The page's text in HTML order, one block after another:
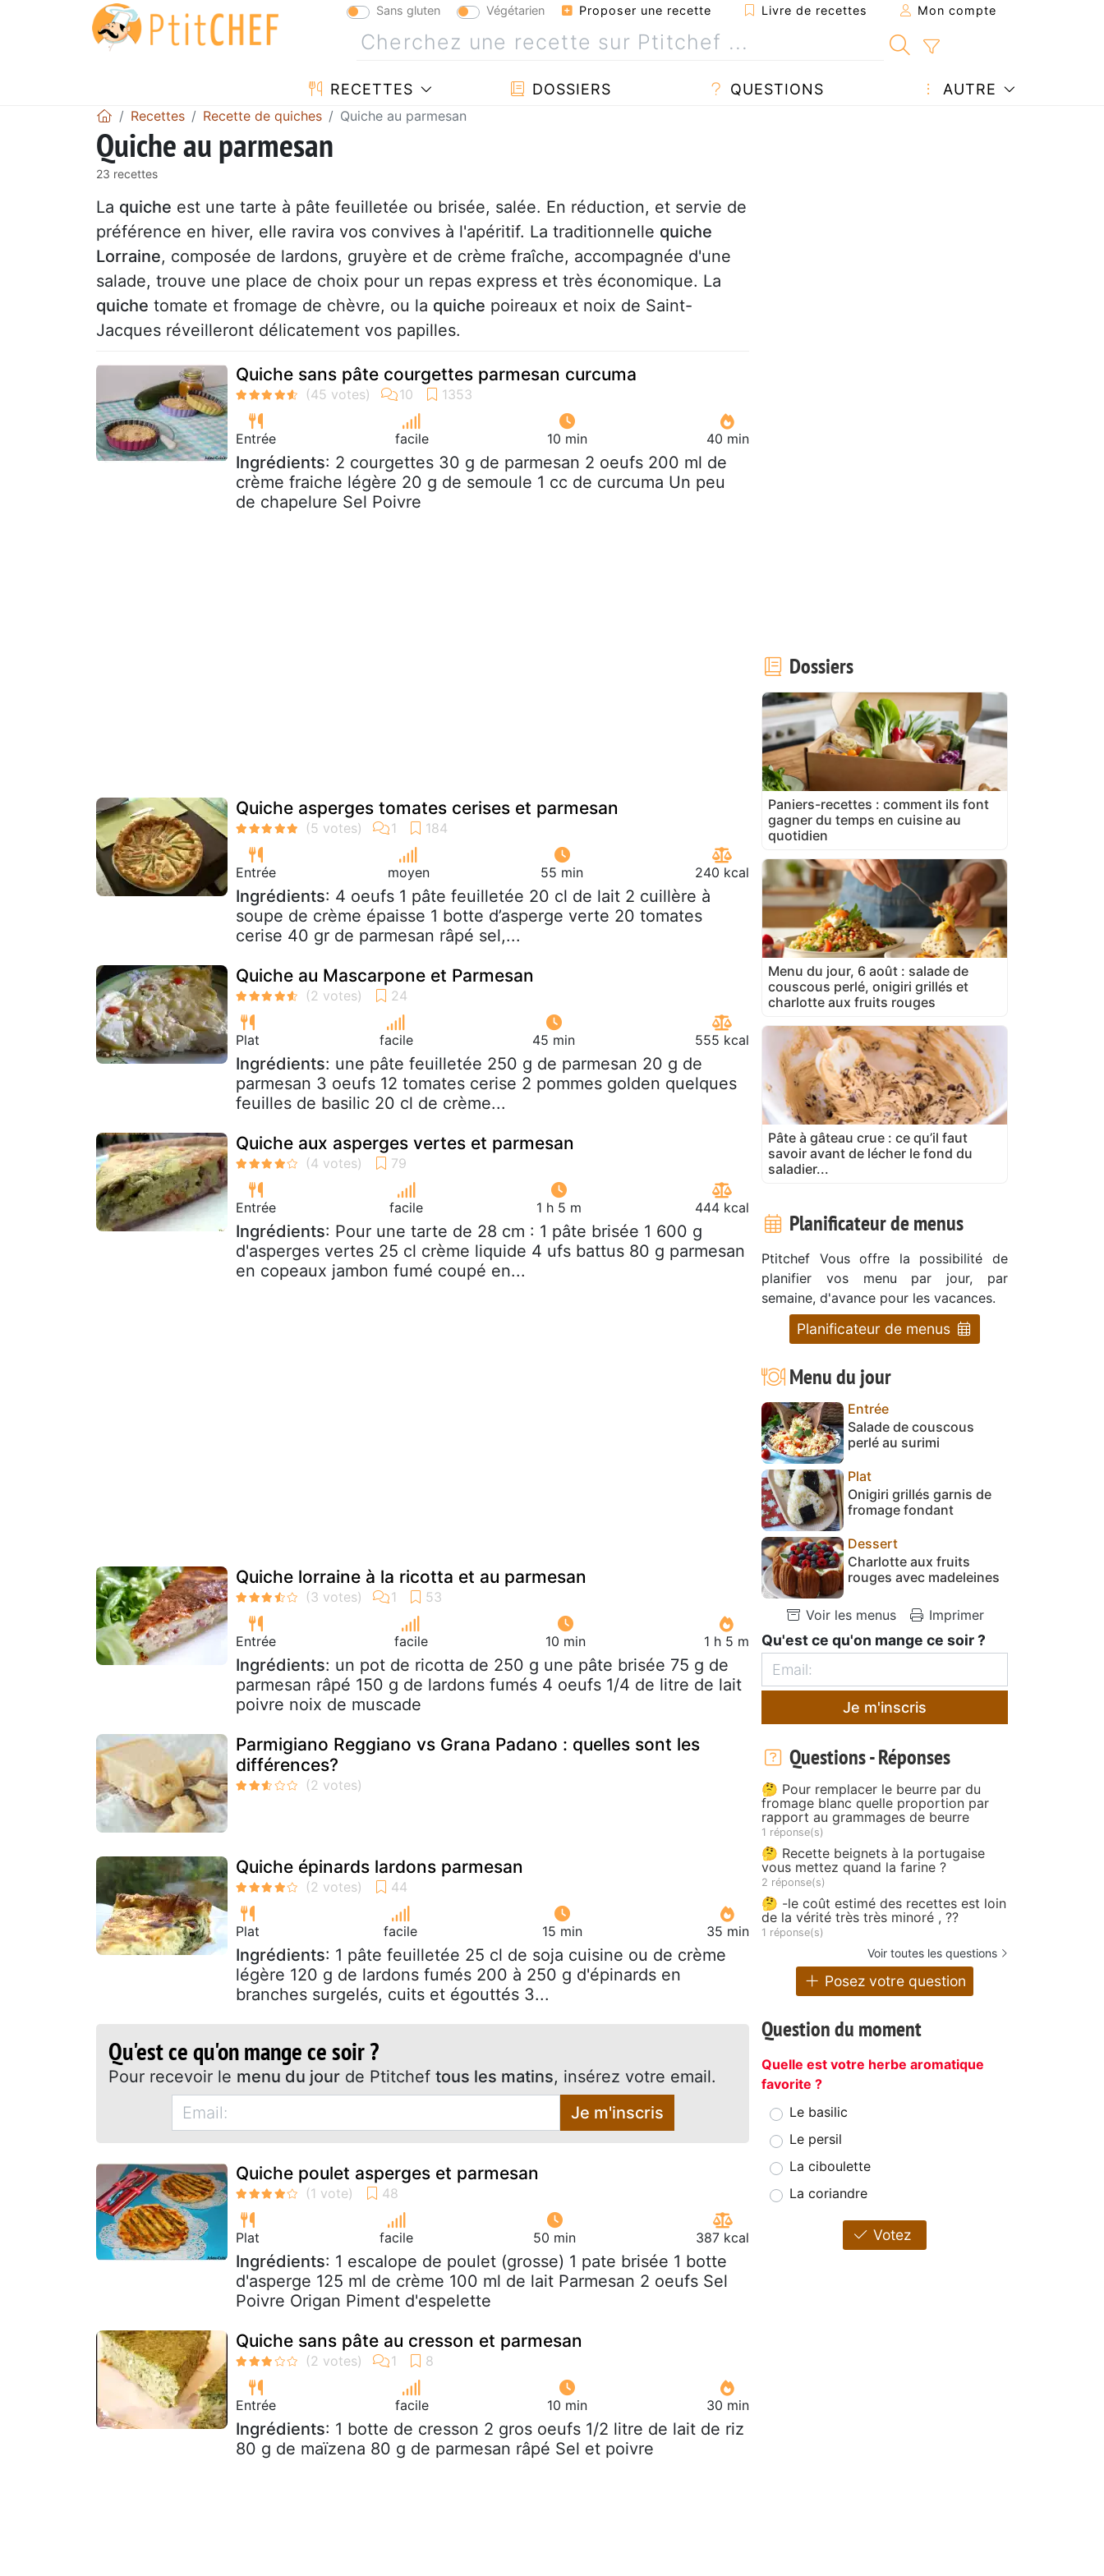
Sans gluten Végétarien Proposer une recette Livre de recettes Mon compte
RECETTES DOSSIERS QUESTIONS AUTRE
Recettes Recette de quiches Quiche au parmesan
Quiche au parmesan
23 recettes
La quiche est une tarte à pâte feuilletée ou brisée, salée. En réduction, et servie de
préférence en hiver, elle ravira vos convives à l'apéritif. La traditionnelle quiche
Lorraine, composée de lardons, gruyère et de crème fraîche, accompagnée d'une
salade, trouve une place de choix pour un repas express et très économique. La
quiche tomate et fromage de chèvre, ou la quiche poireaux et noix de Saint-
Jacques réveilleront délicatement vos papilles.
Quiche sans pâte courgettes parmesan curcuma
Entrée facile 10 min 40 min
Ingrédients: 2 courgettes 30 g de parmesan 2 oeufs 200 ml de
crème fraiche légère 20 g de semoule 1 cc de curcuma Un peu
de chapelure Sel Poivre
Quiche asperges tomates cerises et parmesan
Entrée moyen 55 min 240 kcal
Ingrédients: 4 oeufs 1 pâte feuilletée 20 cl de lait 2 cuillère à
soupe de crème épaisse 1 botte d’asperge verte 20 tomates
cerise 40 gr de parmesan râpé sel,...
Quiche au Mascarpone et Parmesan
Plat facile 45 min 555 kcal
Ingrédients: une pâte feuilletée 250 g de parmesan 20 g de
parmesan 3 oeufs 12 tomates cerise 2 pommes golden quelques
feuilles de basilic 20 cl de crème...
Quiche aux asperges vertes et parmesan
Entrée facile 1 h 5 m 444 kcal
Ingrédients: Pour une tarte de 28 cm : 1 pâte brisée 1 600 g
d'asperges vertes 25 cl crème liquide 4 ufs battus 80 g parmesan
en copeaux jambon fumé coupé en...
Quiche lorraine à la ricotta et au parmesan
Entrée facile 10 min 1 h 5 m
Ingrédients: un pot de ricotta de 250 g une pâte brisée 75 g de
parmesan râpé 150 g de lardons fumés 4 oeufs 1/4 de litre de lait
poivre noix de muscade
Parmigiano Reggiano vs Grana Padano : quelles sont les
différences?
Quiche épinards lardons parmesan
Plat facile 15 min 35 min
Ingrédients: 1 pâte feuilletée 25 cl de soja cuisine ou de crème
légère 120 g de lardons fumés 200 à 250 g d'épinards en
branches surgelés, cuits et égouttés 3...
Qu'est ce qu'on mange ce soir ?
Pour recevoir le menu du jour de Ptitchef tous les matins, insérez votre email.
Je m'inscris
Quiche poulet asperges et parmesan
Plat facile 50 min 387 kcal
Ingrédients: 1 escalope de poulet (grosse) 1 pate brisée 1 botte
d'asperge 125 ml de crème 100 ml de lait Parmesan 2 oeufs Sel
Poivre Origan Piment d'espelette
Quiche sans pâte au cresson et parmesan
Entrée facile 10 min 30 min
Ingrédients: 1 botte de cresson 2 gros oeufs 1/2 litre de lait de riz
80 g de maïzena 80 g de parmesan râpé Sel et poivre
Dossiers
Paniers-recettes : comment ils font
gagner du temps en cuisine au
quotidien
Menu du jour, 6 août : salade de
couscous perlé, onigiri grillés et
charlotte aux fruits rouges
Pâte à gâteau crue : ce qu’il faut
savoir avant de lécher le fond du
saladier...
Planificateur de menus
Ptitchef Vous offre la possibilité de
planifier vos menu par jour, par
semaine, d'avance pour les vacances.
Planificateur de menus
Menu du jour
Entrée
Salade de couscous
perlé au surimi
Plat
Onigiri grillés garnis de
fromage fondant
Dessert
Charlotte aux fruits
rouges avec madeleines
Voir les menus Imprimer
Qu'est ce qu'on mange ce soir ?
Je m'inscris
Questions - Réponses
🤔 Pour remplacer le beurre par du
fromage blanc quelle proportion par
rapport au grammages de beurre
1 réponse(s)
🤔 Recette beignets à la portugaise
vous mettez quand la farine ?
2 réponse(s)
🤔 -le coût estimé des recettes est loin
de la vérité très très minoré , ??
1 réponse(s)
Voir toutes les questions
Posez votre question
Question du moment
Quelle est votre herbe aromatique
favorite ?
Le basilic
Le persil
La ciboulette
La coriandre
Votez